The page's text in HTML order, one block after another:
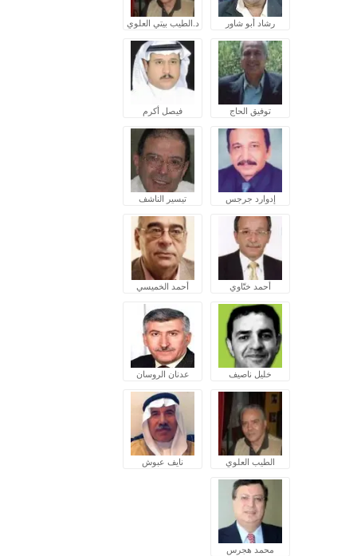
رشاد أبو شاور د.الطيب بيتي العلوي
توفيق الحاج فيصل أكرم
إدوارد جرجس تيسير الناشف
أحمد ختّاوي أحمد الخميسي
خليل ناصيف عدنان الروسان
الطيب العلوي نايف عبوش
محمد هجرس